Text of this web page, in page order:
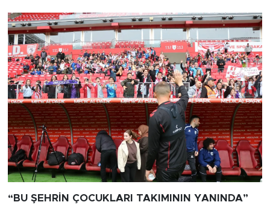
“BU ŞEHRİN ÇOCUKLARI TAKIMININ YANINDA”